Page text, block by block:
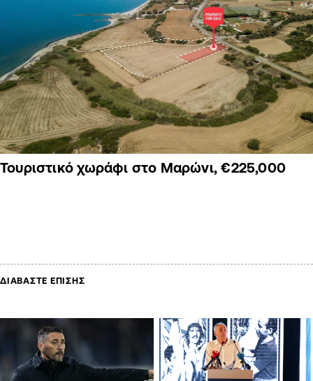
Τουριστικό χωράφι στο Μαρώνι, €225,000
ΔΙΑΒΑΣΤΕ ΕΠΙΣΗΣ